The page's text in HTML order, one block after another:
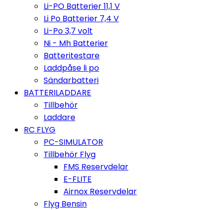
Li-PO Batterier 11,1 V
Li Po Batterier 7,4 V
Li-Po 3,7 volt
Ni - Mh Batterier
Batteritestare
Laddpåse li po
Sändarbatteri
BATTERILADDARE
Tillbehör
Laddare
RC FLYG
PC-SIMULATOR
Tillbehör Flyg
FMS Reservdelar
E-FLITE
Airnox Reservdelar
Flyg Bensin